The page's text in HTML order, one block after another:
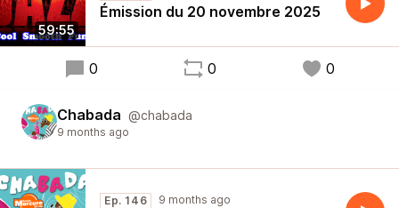
59:55
Émission du 20 novembre 2025
0 0 0
Chabada @chabada
9 months ago
Ep. 146 9 months ago